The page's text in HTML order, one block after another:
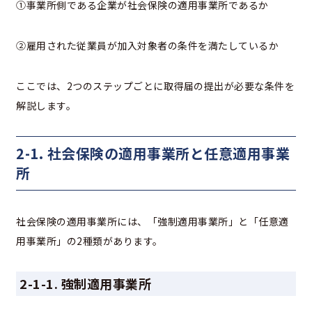
①事業所側である企業が社会保険の適用事業所であるか
②雇用された従業員が加入対象者の条件を満たしているか
ここでは、2つのステップごとに取得届の提出が必要な条件を
解説します。
2-1. 社会保険の適用事業所と任意適用事業
所
社会保険の適用事業所には、「強制適用事業所」と「任意適
用事業所」の2種類があります。
2-1-1. 強制適用事業所